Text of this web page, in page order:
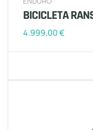
BICICLETA
4.999,00€